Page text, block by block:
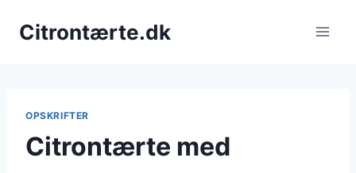
Citrontærte.dk
OPSKRIFTER
Citrontærte med